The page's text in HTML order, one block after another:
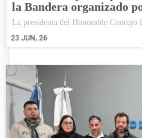
la Bandera organizado
23 JUN, 26
La presidenta del Honorable Concejo